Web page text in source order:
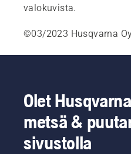
valokuvista.
©03/2023 Husqvarna
Olet
metsä &
sivustolla